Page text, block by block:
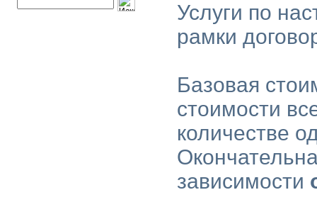
Услуги по
рамки
Базовая
стоимости
количестве
зависимости